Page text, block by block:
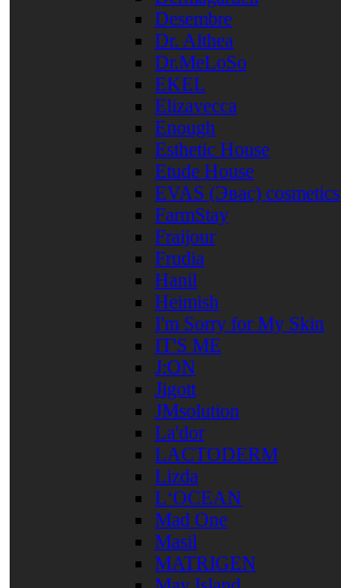
Desembre
Dr. Althea
Dr.MeLoSo
EKEL
Elizavecca
Enough
Esthetic House
Etude House
EVAS (Эвас) cosmetics
FarmStay
Fraijour
Frudia
Hanil
Heimish
I'm Sorry for My Skin
IT'S ME
J:ON
Jigott
JMsolution
La'dor
LACTODERM
Lizda
L‘OCEAN
Mad One
Masil
MATRIGEN